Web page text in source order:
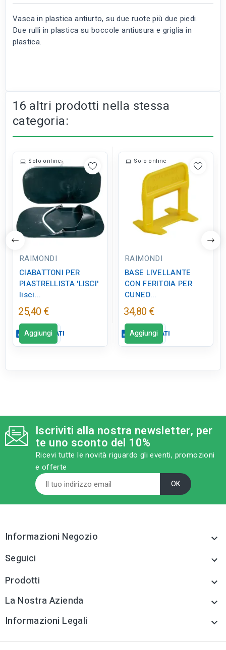
Vasca in plastica antiurto, su due ruote più due piedi.
Due rulli in plastica su boccole antiusura e griglia in
plastica.
16 altri prodotti nella stessa
categoria:
Solo online
RAIMONDI
CIABATTONI PER
PIASTRELLISTA 'LISCI'
lisci...
25,40 €
descriptionSCHEDA DATI
category
MODELLO
lisci con molla
sell
CATEGORIA PRODOTTO
Attrezzature per
piastrellisti
Disponibile online
Aggiungi
Solo online
RAIMONDI
BASE LIVELLANTE
CON FERITOIA PER
CUNEO...
34,80 €
descriptionSCHEDA DATI
Scheda dati close
category
MODELLO
H. mm 12 - fuga 2,0 mm
- cf. 500 pz - col.giallo
sell
CATEGORIA PRODOTTO
Distanziatori,giunti,pro
fili per pavim.
Aggiungi
Iscriviti alla nostra newsletter, per
te uno sconto del 10%
Ricevi tutte le novità riguardo gli eventi, promozioni
e offerte
Informazioni Negozio 
Seguici 
Prodotti 
La Nostra Azienda 
Informazioni Legali 